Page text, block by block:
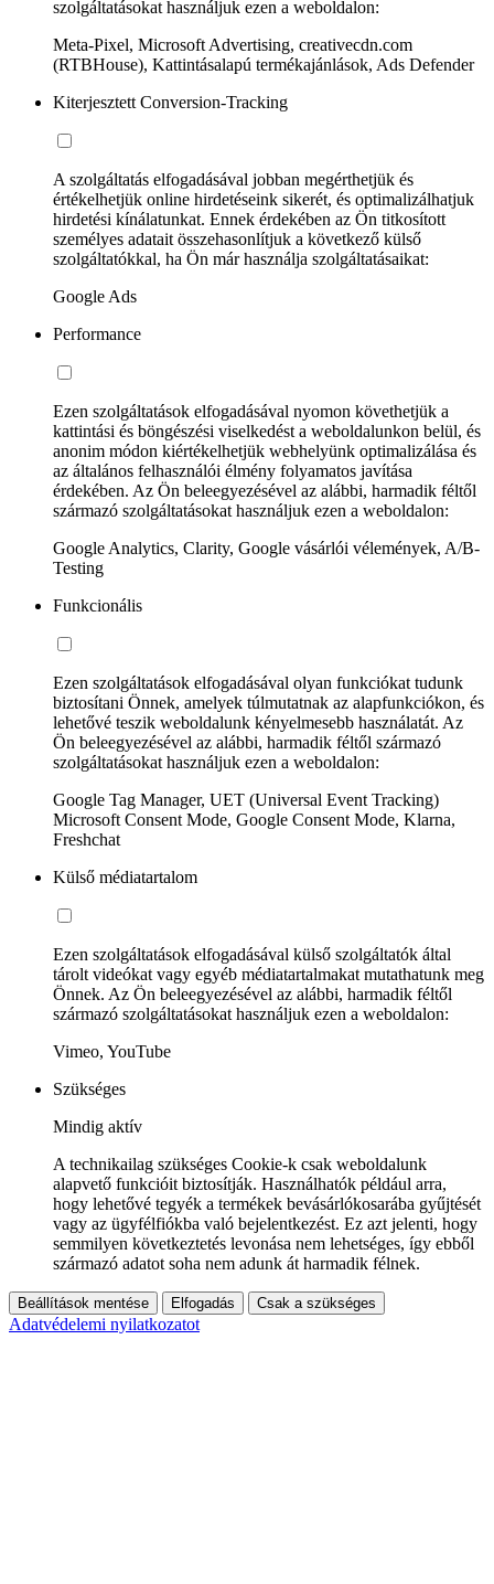
szolgáltatásokat használjuk ezen a weboldalon:
Meta-Pixel, Microsoft Advertising, creativecdn.com
(RTBHouse), Kattintásalapú termékajánlások, Ads Defender
Kiterjesztett Conversion-Tracking
A szolgáltatás elfogadásával jobban megérthetjük és
értékelhetjük online hirdetéseink sikerét, és optimalizálhatjuk
hirdetési kínálatunkat. Ennek érdekében az Ön titkosított
személyes adatait összehasonlítjuk a következő külső
szolgáltatókkal, ha Ön már használja szolgáltatásaikat:
Google Ads
Performance
Ezen szolgáltatások elfogadásával nyomon követhetjük a
kattintási és böngészési viselkedést a weboldalunkon belül, és
anonim módon kiértékelhetjük webhelyünk optimalizálása és
az általános felhasználói élmény folyamatos javítása
érdekében. Az Ön beleegyezésével az alábbi, harmadik féltől
származó szolgáltatásokat használjuk ezen a weboldalon:
Google Analytics, Clarity, Google vásárlói vélemények, A/B-
Testing
Funkcionális
Ezen szolgáltatások elfogadásával olyan funkciókat tudunk
biztosítani Önnek, amelyek túlmutatnak az alapfunkciókon, és
lehetővé teszik weboldalunk kényelmesebb használatát. Az
Ön beleegyezésével az alábbi, harmadik féltől származó
szolgáltatásokat használjuk ezen a weboldalon:
Google Tag Manager, UET (Universal Event Tracking)
Microsoft Consent Mode, Google Consent Mode, Klarna,
Freshchat
Külső médiatartalom
Ezen szolgáltatások elfogadásával külső szolgáltatók által
tárolt videókat vagy egyéb médiatartalmakat mutathatunk meg
Önnek. Az Ön beleegyezésével az alábbi, harmadik féltől
származó szolgáltatásokat használjuk ezen a weboldalon:
Vimeo, YouTube
Szükséges
Mindig aktív
A technikailag szükséges Cookie-k csak weboldalunk
alapvető funkcióit biztosítják. Használhatók például arra,
hogy lehetővé tegyék a termékek bevásárlókosarába gyűjtését
vagy az ügyfélfiókba való bejelentkezést. Ez azt jelenti, hogy
semmilyen következtetés levonása nem lehetséges, így ebből
származó adatot soha nem adunk át harmadik félnek.
Beállítások mentése Elfogadás Csak a szükséges
Adatvédelemi nyilatkozatot